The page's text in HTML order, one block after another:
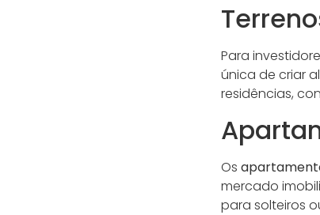
Para
única de criar
residências,
Os
mercado
para solteiros